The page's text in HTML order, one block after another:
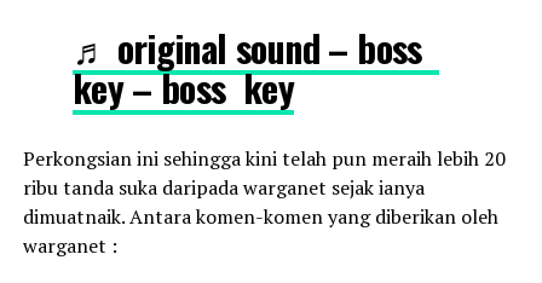
♬ original sound – boss
key – boss key
Perkongsian ini sehingga kini telah pun meraih lebih 20
ribu tanda suka daripada warganet sejak ianya
dimuatnaik. Antara komen-komen yang diberikan oleh
warganet :